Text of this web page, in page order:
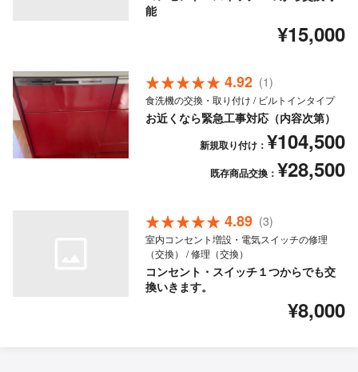
能
¥15,000
4.92 (1)
食洗機の交換・取り付け / ビルトインタイプ
お近くなら緊急工事対応（内容次第）
新規取り付け： ¥104,500
既存商品交換： ¥28,500
4.89 (3)
室内コンセント増設・電気スイッチの修理
（交換） / 修理（交換）
コンセント・スイッチ１つからでも交
換いきます。
¥8,000